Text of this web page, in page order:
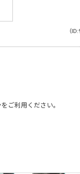
（
ご利用ください。